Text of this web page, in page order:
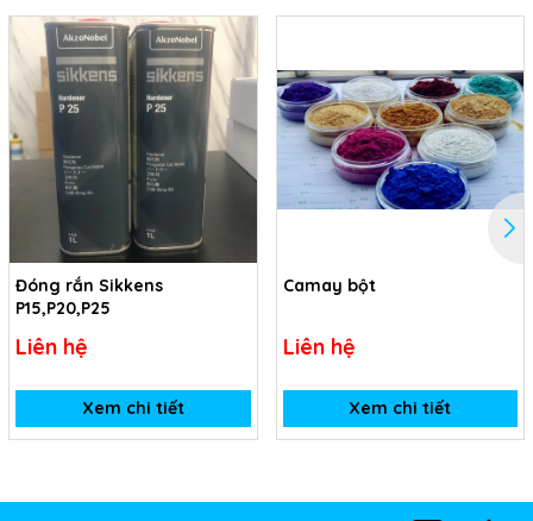
Đóng rắn Sikkens
P15,P20,P25
Liên hệ
Xem chi tiết
Camay bột
Liên hệ
Xem chi tiết